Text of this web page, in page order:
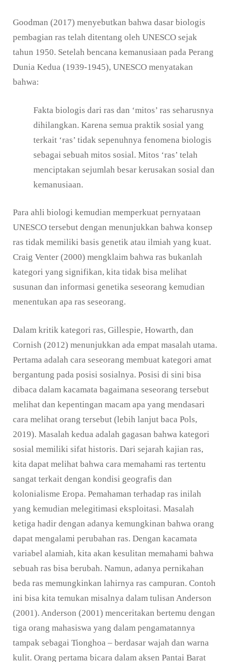
Goodman (2017) menyebutkan bahwa dasar biologis
pembagian ras telah ditentang oleh UNESCO sejak
tahun 1950. Setelah bencana kemanusiaan pada Perang
Dunia Kedua (1939-1945), UNESCO menyatakan
bahwa:
Fakta biologis dari ras dan ‘mitos’ ras seharusnya
dihilangkan. Karena semua praktik sosial yang
terkait ‘ras’ tidak sepenuhnya fenomena biologis
sebagai sebuah mitos sosial. Mitos ‘ras’ telah
menciptakan sejumlah besar kerusakan sosial dan
kemanusiaan.
Para ahli biologi kemudian memperkuat pernyataan
UNESCO tersebut dengan menunjukkan bahwa konsep
ras tidak memiliki basis genetik atau ilmiah yang kuat.
Craig Venter (2000) mengklaim bahwa ras bukanlah
kategori yang signifikan, kita tidak bisa melihat
susunan dan informasi genetika seseorang kemudian
menentukan apa ras seseorang.
Dalam kritik kategori ras, Gillespie, Howarth, dan
Cornish (2012) menunjukkan ada empat masalah utama.
Pertama adalah cara seseorang membuat kategori amat
bergantung pada posisi sosialnya. Posisi di sini bisa
dibaca dalam kacamata bagaimana seseorang tersebut
melihat dan kepentingan macam apa yang mendasari
cara melihat orang tersebut (lebih lanjut baca Pols,
2019). Masalah kedua adalah gagasan bahwa kategori
sosial memiliki sifat historis. Dari sejarah kajian ras,
kita dapat melihat bahwa cara memahami ras tertentu
sangat terkait dengan kondisi geografis dan
kolonialisme Eropa. Pemahaman terhadap ras inilah
yang kemudian melegitimasi eksploitasi. Masalah
ketiga hadir dengan adanya kemungkinan bahwa orang
dapat mengalami perubahan ras. Dengan kacamata
variabel alamiah, kita akan kesulitan memahami bahwa
sebuah ras bisa berubah. Namun, adanya pernikahan
beda ras memungkinkan lahirnya ras campuran. Contoh
ini bisa kita temukan misalnya dalam tulisan Anderson
(2001). Anderson (2001) menceritakan bertemu dengan
tiga orang mahasiswa yang dalam pengamatannya
tampak sebagai Tionghoa – berdasar wajah dan warna
kulit. Orang pertama bicara dalam aksen Pantai Barat